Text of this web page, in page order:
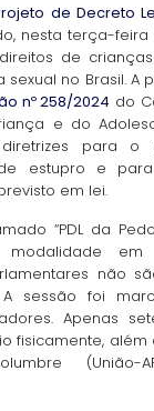
de Decreto
nesta terça-
de
sexual no Brasil. A
nº 258/2024 do
e do
para o
estupro e
em lei.
“PDL da
modalidade
não
A sessão foi
Apenas
fisicamente,
(União-